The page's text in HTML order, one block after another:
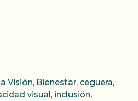
Visión, Bienestar, ceguera,
visual , inclusión,